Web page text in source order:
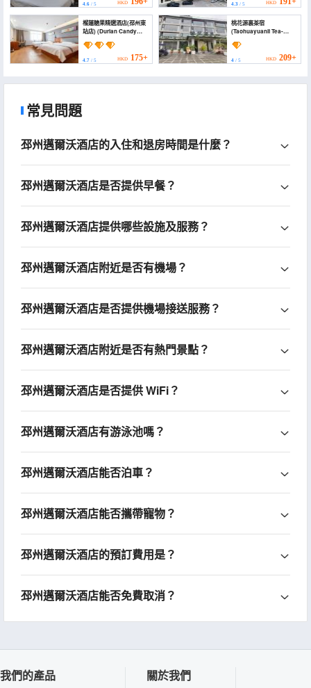
4.6 / 5 HKD 196+ 4.3/ 5 HKD 191+
榴蓮糖果精選酒店(邳州東
站店) (Durian Candy
Select Hotel (Pizhou
Taohua Island Qingnian
East Road))
4.7 / 5 HKD 175+
桃花源裏茶宿
(Taohuayuanli Tea-
themed Stay)
4/ 5 HKD 209+
常見問題
邳州邁爾沃酒店的入住和退房時間是什麼？
邳州邁爾沃酒店是否提供早餐？
邳州邁爾沃酒店提供哪些設施及服務？
邳州邁爾沃酒店附近是否有機場？
邳州邁爾沃酒店是否提供機場接送服務？
邳州邁爾沃酒店附近是否有熱門景點？
邳州邁爾沃酒店是否提供 WiFi？
邳州邁爾沃酒店有游泳池嗎？
邳州邁爾沃酒店能否泊車？
邳州邁爾沃酒店能否攜帶寵物？
邳州邁爾沃酒店的預訂費用是？
邳州邁爾沃酒店能否免費取消？
我們的產品 關於我們